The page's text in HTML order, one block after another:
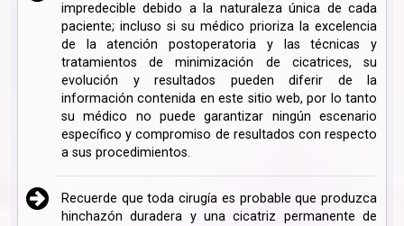
impredecible debido a la naturaleza única de cada
paciente; incluso si su médico prioriza la excelencia
de la atención postoperatoria y las técnicas y
tratamientos de minimización de cicatrices, su
evolución y resultados pueden diferir de la
información contenida en este sitio web, por lo tanto
su médico no puede garantizar ningún escenario
específico y compromiso de resultados con respecto
a sus procedimientos.
Recuerde que toda cirugía es probable que produzca
hinchazón duradera y una cicatriz permanente de